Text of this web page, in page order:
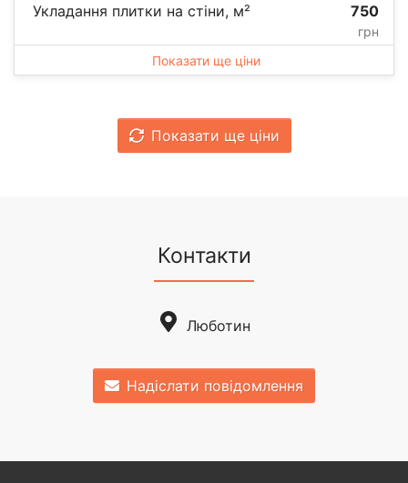
Укладання плитки на стіни, м² 750
грн
Показати ще ціни
Показати ще ціни
Контакти
Люботин
Надіслати повідомлення